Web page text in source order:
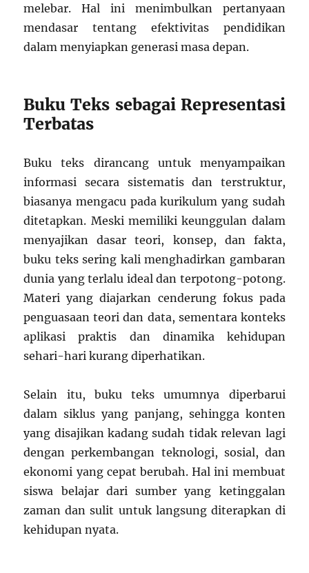
melebar. Hal ini menimbulkan pertanyaan
mendasar tentang efektivitas pendidikan
dalam menyiapkan generasi masa depan.
Buku Teks sebagai Representasi
Terbatas
Buku teks dirancang untuk menyampaikan
informasi secara sistematis dan terstruktur,
biasanya mengacu pada kurikulum yang sudah
ditetapkan. Meski memiliki keunggulan dalam
menyajikan dasar teori, konsep, dan fakta,
buku teks sering kali menghadirkan gambaran
dunia yang terlalu ideal dan terpotong-potong.
Materi yang diajarkan cenderung fokus pada
penguasaan teori dan data, sementara konteks
aplikasi praktis dan dinamika kehidupan
sehari-hari kurang diperhatikan.
Selain itu, buku teks umumnya diperbarui
dalam siklus yang panjang, sehingga konten
yang disajikan kadang sudah tidak relevan lagi
dengan perkembangan teknologi, sosial, dan
ekonomi yang cepat berubah. Hal ini membuat
siswa belajar dari sumber yang ketinggalan
zaman dan sulit untuk langsung diterapkan di
kehidupan nyata.